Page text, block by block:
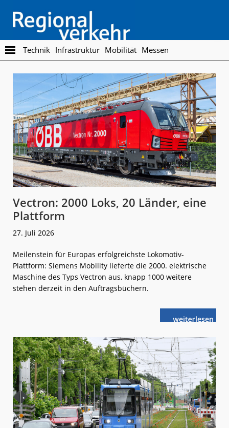
main
content
footer
Regionalverkehr
Die
Fachzeitschrift
Öffentlichen
Personennahverkehr
Technik Infrastruktur Mobilität Messen
Vectron: 2000 Loks, 20 Länder, eine
Plattform
27. Juli 2026
Meilenstein für Europas erfolgreichste Lokomotiv-
Plattform: Siemens Mobility lieferte die 2000. elektrische
Maschine des Typs Vectron aus, knapp 1000 weitere
stehen derzeit in den Auftragsbüchern.
weiterlese
nVectron:
Länder,
Plattform